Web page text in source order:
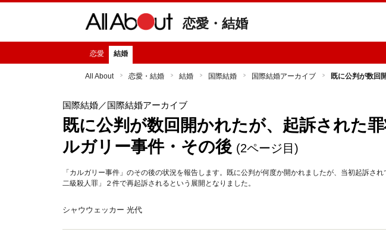
恋愛・結婚
恋愛 結婚
All About 恋愛・結婚 結婚 国際結婚 国際結婚アーカイブ 既に公判が数回
国際結婚／国際結婚アーカイブ
既に公判が数回開かれたが、起訴された
ルガリー事件・その後 (2ページ目)
「カルガリー事件」のその後の状況を報告します。既に公判が何度か開かれましたが、当初起訴さ
二級殺人罪」２件で再起訴されるという展開となりました。
シャウウェッカー 光代